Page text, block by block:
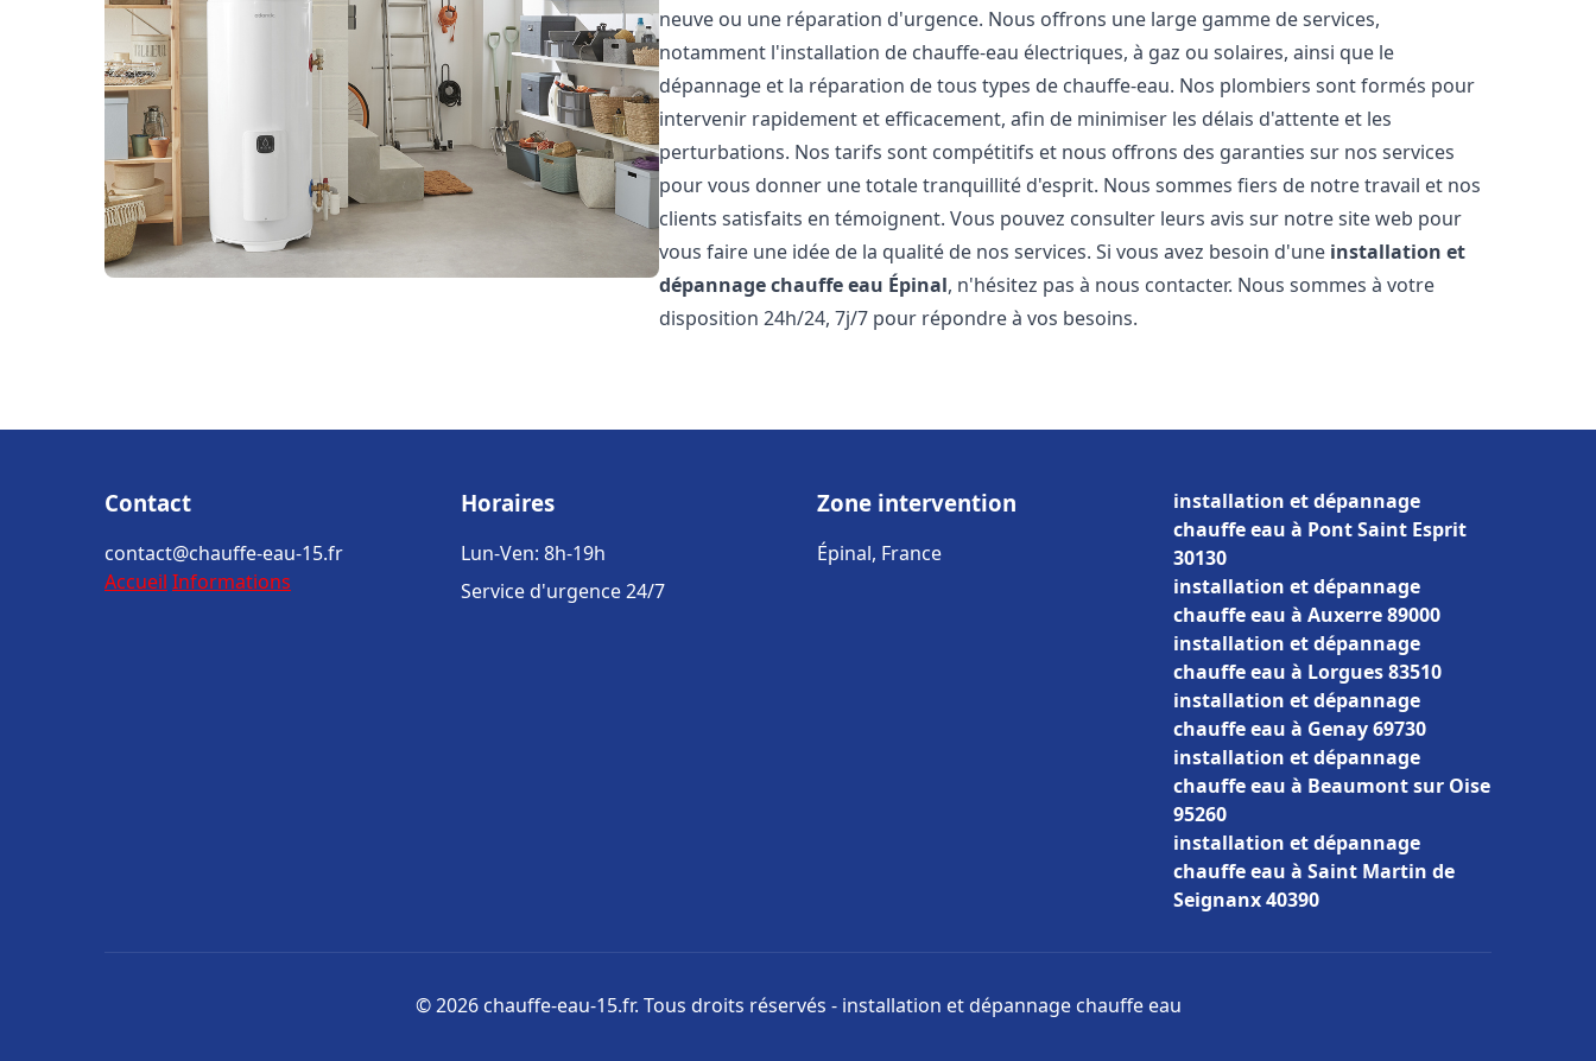
neuve ou une réparation d'urgence. Nous offrons une large gamme de services,
notamment l'installation de chauffe-eau électriques, à gaz ou solaires, ainsi que le
dépannage et la réparation de tous types de chauffe-eau. Nos plombiers sont formés pour
intervenir rapidement et efficacement, afin de minimiser les délais d'attente et les
perturbations. Nos tarifs sont compétitifs et nous offrons des garanties sur nos services
pour vous donner une totale tranquillité d'esprit. Nous sommes fiers de notre travail et nos
clients satisfaits en témoignent. Vous pouvez consulter leurs avis sur notre site web pour
vous faire une idée de la qualité de nos services. Si vous avez besoin d'une installation et
dépannage chauffe eau Épinal, n'hésitez pas à nous contacter. Nous sommes à votre
disposition 24h/24, 7j/7 pour répondre à vos besoins.
Contact
contact@chauffe-eau-15.fr
Accueil Informations
Horaires
Lun-Ven: 8h-19h
Service d'urgence 24/7
Zone intervention
Épinal, France
installation et dépannage
chauffe eau à Pont Saint Esprit
30130
installation et dépannage
chauffe eau à Auxerre 89000
installation et dépannage
chauffe eau à Lorgues 83510
installation et dépannage
chauffe eau à Genay 69730
installation et dépannage
chauffe eau à Beaumont sur Oise
95260
installation et dépannage
chauffe eau à Saint Martin de
Seignanx 40390
© 2026 chauffe-eau-15.fr. Tous droits réservés - installation et dépannage chauffe eau